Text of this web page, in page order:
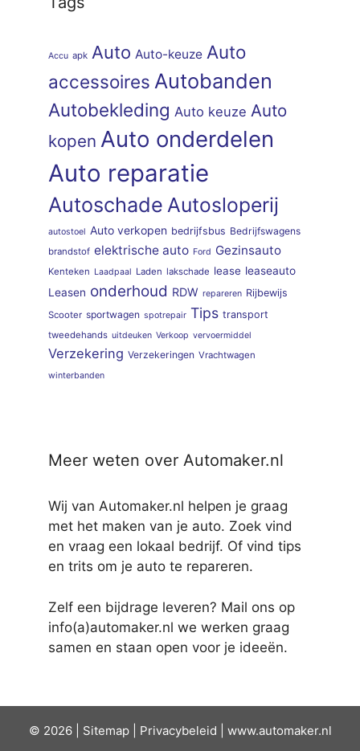
Accu apk Auto Auto-keuze Auto
accessoires Autobanden
Autobekleding Auto keuze Auto
kopen Auto onderdelen
Auto reparatie
Autoschade Autosloperij
autostoel Auto verkopen bedrijfsbus Bedrijfswagens
brandstof elektrische auto Ford Gezinsauto
Kenteken Laadpaal Laden lakschade lease leaseauto
Leasen onderhoud RDW repareren Rijbewijs
Scooter sportwagen spotrepair Tips transport
tweedehands uitdeuken Verkoop vervoermiddel
Verzekering Verzekeringen Vrachtwagen
winterbanden
Meer weten over Automaker.nl
Wij van Automaker.nl helpen je graag
met het maken van je auto. Zoek vind
en vraag een lokaal bedrijf. Of vind tips
en trits om je auto te repareren.
Zelf een bijdrage leveren? Mail ons op
info(a)automaker.nl we werken graag
samen en staan open voor je ideeën.
© 2026 | Sitemap| Privacybeleid www.automaker.nl